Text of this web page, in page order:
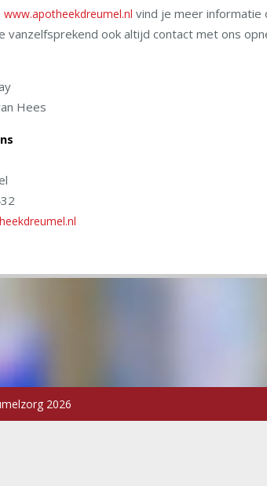
www.apotheekdreumel.nl vind je meer informatie
vanzelfsprekend ook altijd contact met ons
Hees
2026